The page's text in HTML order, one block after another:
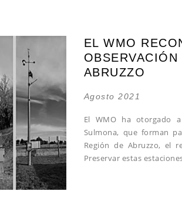
EL WMO
ABRUZZO
Agosto 2021
El WMO ha otorgado
Sulmona, que forman
Región de Abruzzo, el
Preservar estas